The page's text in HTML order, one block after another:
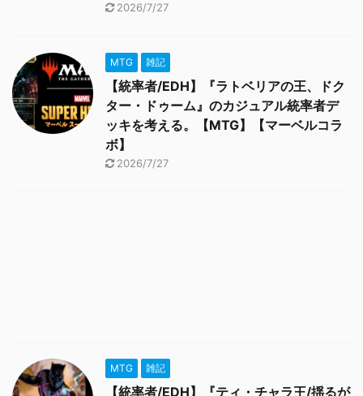
2026/7/27
MTG 雑記
【統率者/EDH】『ラトベリアの王、ドク
ター・ドゥーム』のカジュアル統率者デ
ッキを考える。【MTG】【マーベルコラ
ボ】
2026/7/27
MTG 雑記
【統率者/EDH】『ティ・チャラ王/揺るが